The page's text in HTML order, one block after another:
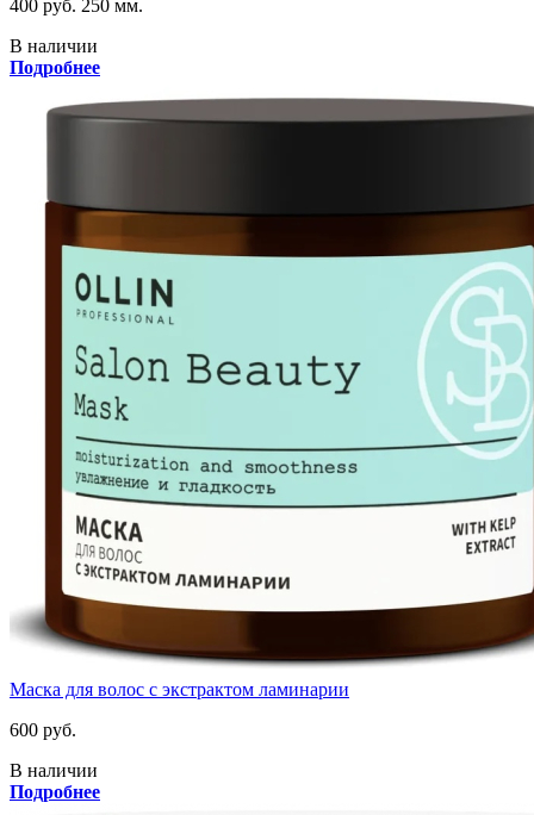
400 руб. 250 мм.
В наличии
Подробнее
Маска для волос с экстрактом ламинарии
600 руб.
В наличии
Подробнее